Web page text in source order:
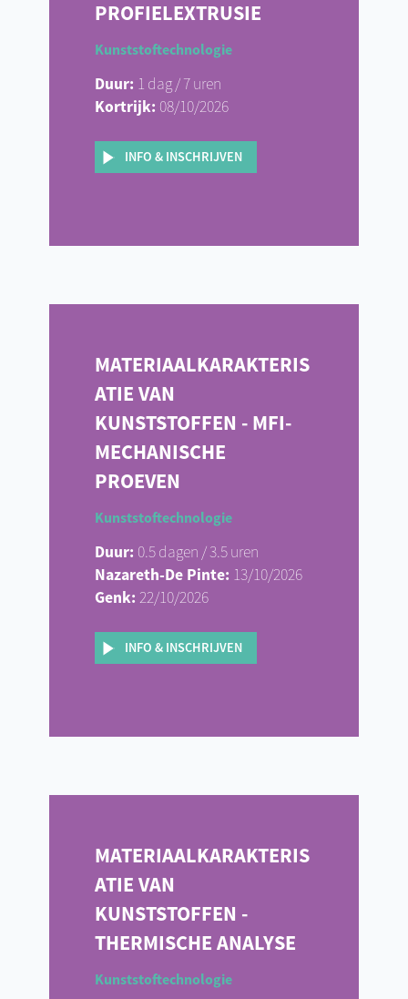
PROFIELEXTRUSIE
Kunststoftechnologie
Duur: 1 dag / 7 uren
Kortrijk: 08/10/2026
INFO & INSCHRIJVEN
MATERIAALKARAKTERIS
ATIE VAN
KUNSTSTOFFEN - MFI-
MECHANISCHE
PROEVEN
Kunststoftechnologie
Duur: 0.5 dagen / 3.5 uren
Nazareth-De Pinte: 13/10/2026
Genk: 22/10/2026
INFO & INSCHRIJVEN
MATERIAALKARAKTERIS
ATIE VAN
KUNSTSTOFFEN -
THERMISCHE ANALYSE
Kunststoftechnologie